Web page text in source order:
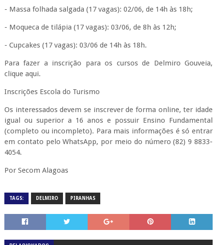
- Massa folhada salgada (17 vagas): 02/06, de 14h às 18h;
- Moqueca de tilápia (17 vagas): 03/06, de 8h às 12h;
- Cupcakes (17 vagas): 03/06 de 14h às 18h.
Para fazer a inscrição para os cursos de Delmiro Gouveia,
clique aqui.
Inscrições Escola do Turismo
Os interessados devem se inscrever de forma online, ter idade
igual ou superior a 16 anos e possuir Ensino Fundamental
(completo ou incompleto). Para mais informações é só entrar
em contato pelo WhatsApp, por meio do número (82) 9 8833-
4054.
Por Secom Alagoas
TAGS: DELMIRO PIRANHAS